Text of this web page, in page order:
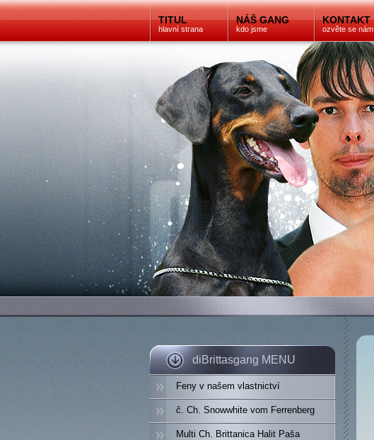
TITUL
hlavní strana
NÁŠ GANG
kdo jsme
KONTAKT
ozvěte se nám
diBrittasgang MENU
Feny v našem vlastnictví
č. Ch. Snowwhite vom Ferrenberg
Multi Ch. Brittanica Halit Paša